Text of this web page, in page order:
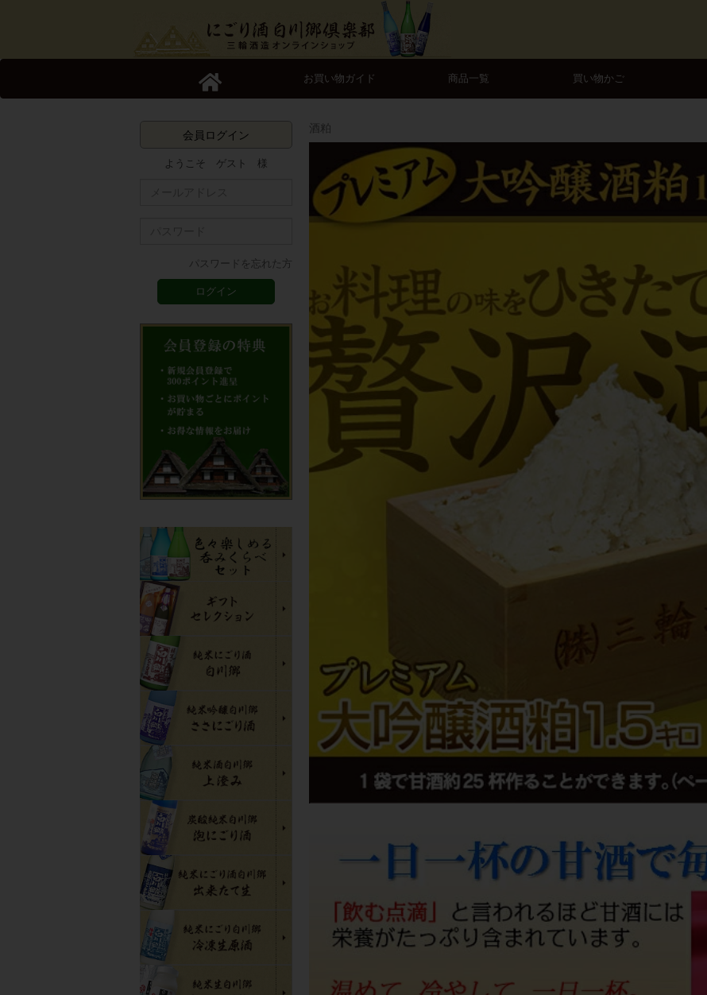
お買い物ガイド 商品一覧 買い物かご
会員ログイン
ようこそ ゲスト 様
パスワードを忘れた方
ログイン
酒粕